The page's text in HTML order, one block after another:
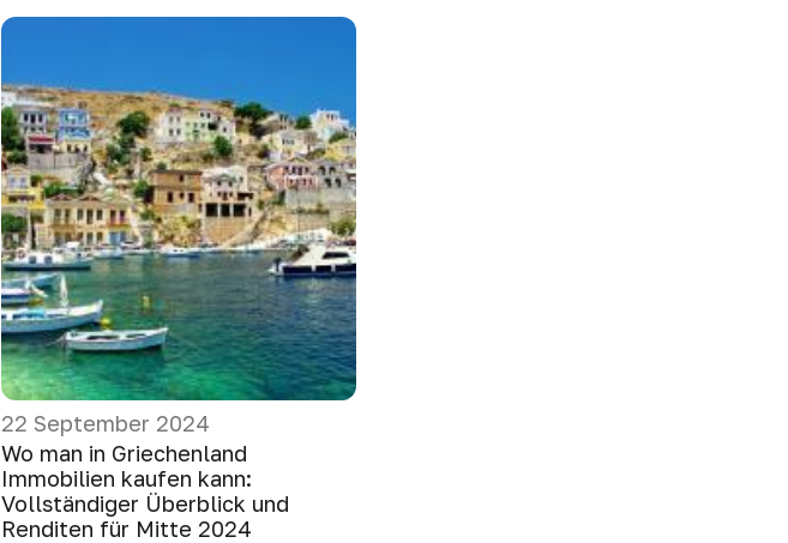
22 September 2024
Wo man in Griechenland
Immobilien kaufen kann:
Vollständiger Überblick und
Renditen für Mitte 2024